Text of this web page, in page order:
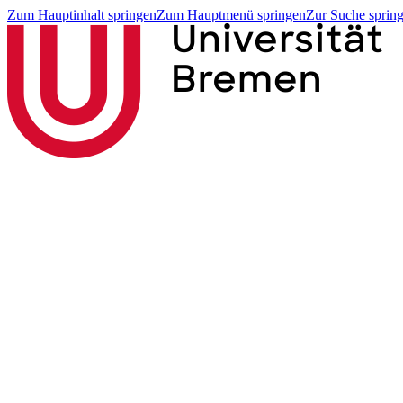
Zum Hauptinhalt springenZum Hauptmenü springenZur Suche